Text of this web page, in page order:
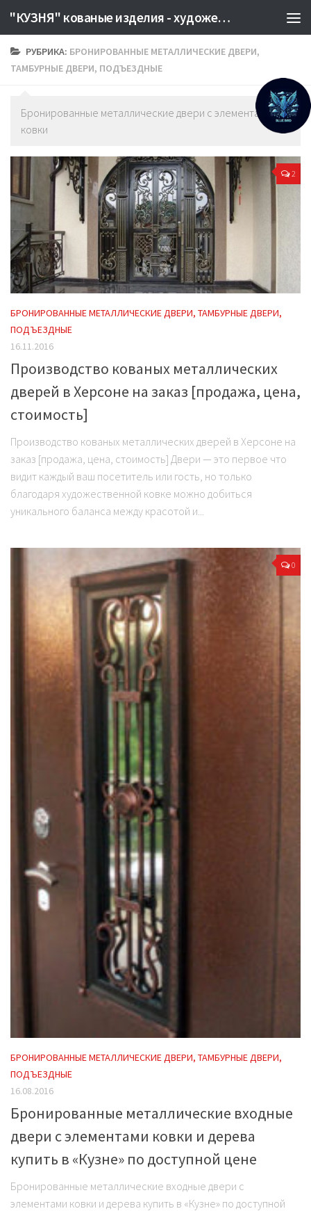
"КУЗНЯ" кованые изделия - художественная сварка Херсон. Производство металлоизделий на заказ. КУЗНЕЦЫ КУЗНИЦА КОВКА
РУБРИКА: БРОНИРОВАННЫЕ МЕТАЛЛИЧЕСКИЕ ДВЕРИ,
ТАМБУРНЫЕ ДВЕРИ, ПОДЪЕЗДНЫЕ
Бронированные металлические двери с элементами
ковки
2
БРОНИРОВАННЫЕ МЕТАЛЛИЧЕСКИЕ ДВЕРИ, ТАМБУРНЫЕ ДВЕРИ,
ПОДЪЕЗДНЫЕ
16.11.2016
Производство кованых металлических
дверей в Херсоне на заказ [продажа, цена,
стоимость]
Производство кованых металлических дверей в Херсоне на
заказ [продажа, цена, стоимость] Двери — это первое что
видит каждый ваш посетитель или гость, но только
благодаря художественной ковке можно добиться
уникального баланса между красотой и...
0
БРОНИРОВАННЫЕ МЕТАЛЛИЧЕСКИЕ ДВЕРИ, ТАМБУРНЫЕ ДВЕРИ,
ПОДЪЕЗДНЫЕ
16.08.2016
Бронированные металлические входные
двери с элементами ковки и дерева
купить в «Кузне» по доступной цене
Бронированные металлические входные двери с
элементами ковки и дерева купить в «Кузне» по доступной